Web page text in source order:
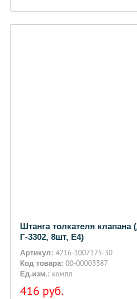
Штанга толкателя клапана
Г-3302, 8шт, Е4)
Артикул: 4216-1007175-30
Код товара: 00-00003387
Ед.изм.: компл
416 руб.